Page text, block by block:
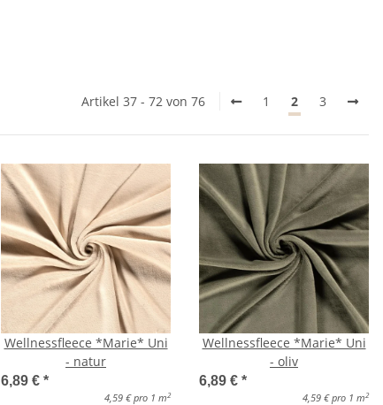
Artikel 37 - 72 von 76 1 2 3
Wellnessfleece *Marie* Uni
- natur
6,89 € *
4,59 € pro 1 m2
Wellnessfleece *Marie* Uni
- oliv
6,89 € *
4,59 € pro 1 m2